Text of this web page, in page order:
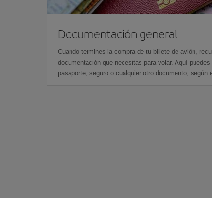
Documentación general
Cuando termines la compra de tu billete de avión,
documentación que necesitas para volar. Aquí
pasaporte, seguro o cualquier otro documento, según